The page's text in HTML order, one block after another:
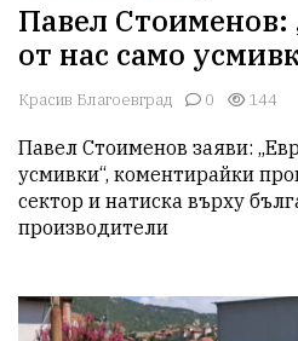
Павел Стоименов:
от нас само
Красив Благоевград 0 144
Павел Стоименов заяви:
усмивки“, коментирайки
сектор и натиска върху
производители